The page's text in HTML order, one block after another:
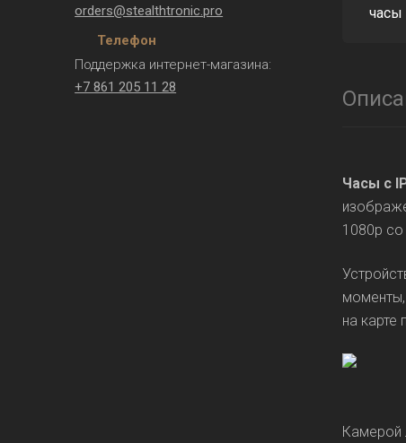
orders@stealthtronic.pro
Телефон
Поддержка интернет-магазина:
+7 861 205 11 28
часы
Часы с
1080p
на карте
Камерой